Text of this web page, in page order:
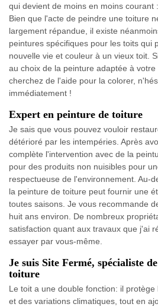
qui devient de moins en moins courant
Bien que l'acte de peindre une toiture
largement répandue, il existe
peintures spécifiques pour les toits qui
nouvelle vie et couleur à un vieux toit.
au choix de la peinture adaptée à
cherchez de l'aide pour la colorer,
immédiatement !
Expert en peinture de toiture
Je sais que vous pouvez vouloir
détérioré par les intempéries. Après
complète l'intervention avec de la
pour des produits non nuisibles pour
respectueuse de l'environnement. Au-
la peinture de toiture peut fournir une
toutes saisons. Je vous recommande
huit ans environ. De nombreux
satisfaction quant aux travaux que j'ai
essayer par vous-même.
Je suis Site Fermé, spécialiste
toiture
Le toit a une double fonction: il
et des variations climatiques, tout en